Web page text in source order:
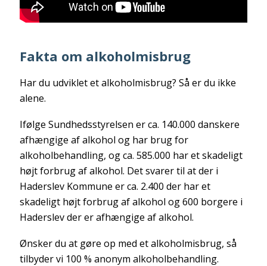
Fakta om alkoholmisbrug
Har du udviklet et alkoholmisbrug? Så er du ikke
alene.
Ifølge Sundhedsstyrelsen er ca. 140.000 danskere
afhængige af alkohol og har brug for
alkoholbehandling, og ca. 585.000 har et skadeligt
højt forbrug af alkohol. Det svarer til at der i
Haderslev Kommune er ca. 2.400 der har et
skadeligt højt forbrug af alkohol og 600 borgere i
Haderslev der er afhængige af alkohol.
Ønsker du at gøre op med et alkoholmisbrug, så
tilbyder vi 100 % anonym alkoholbehandling.